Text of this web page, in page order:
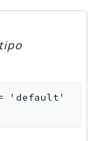
'default'